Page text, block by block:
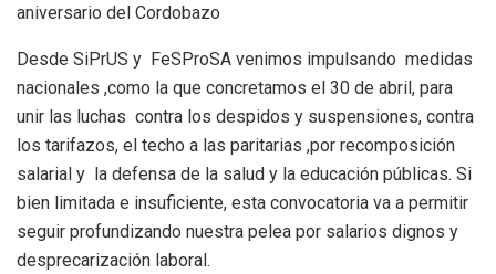
aniversario del Cordobazo
Desde SiPrUS y FeSProSA venimos impulsando medidas
nacionales ,como la que concretamos el 30 de abril, para
unir las luchas contra los despidos y suspensiones, contra
los tarifazos, el techo a las paritarias ,por recomposición
salarial y la defensa de la salud y la educación públicas. Si
bien limitada e insuficiente, esta convocatoria va a permitir
seguir profundizando nuestra pelea por salarios dignos y
desprecarización laboral.